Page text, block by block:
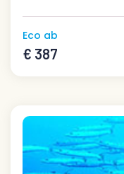
Eco ab
€ 387